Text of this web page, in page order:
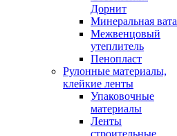
Дорнит
Минеральная вата
Межвенцовый
утеплитель
Пенопласт
Рулонные материалы,
клейкие ленты
Упаковочные
материалы
Ленты
строительные